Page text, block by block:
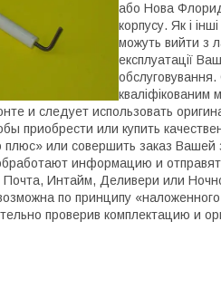
або Нова
корпусу. Як і
можуть вийти з
експлуатації
обслуговування.
кваліфікованим
и следует использовать
приобрести или купить
плюс» или совершить заказ
информацию и
Почта, Интайм, Деливери или
по принципу
проверив комплектацию и